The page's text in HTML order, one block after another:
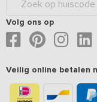
Volg ons op
Veilig online betalen